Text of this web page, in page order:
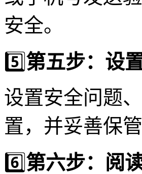
安全。
5️⃣第五步：设
设置安全问题
置，并妥善保
6️⃣第六步：阅